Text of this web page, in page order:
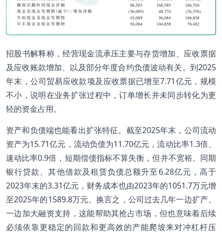
招股书解释称，经营现金流承压主要与存货增加、应收票据
及应收账款增加、以及部分年度合约负债波动有关。到2025
年末，公司贸易应收款项及应收票据已增至7.71亿元，规模
不小，说明在业务扩张过程中，订单增长并未同步转化为更
轻的资金占用。
资产和负债端也能看出扩张特征。截至2025年末，公司流动
资产为15.71亿元，流动负债为11.70亿元，流动比率1.3倍、
速动比率0.9倍，短期偿债指标不算失衡，但并不宽裕。同期
银行贷款、其他借款及租赁负债总额升至6.28亿元，高于
2023年末的3.31亿元，财务成本也由2023年的1051.7万元增
至2025年的1589.8万元。换言之，公司过去几年一边扩产、
一边加大融资支持，这能帮助其抢占市场，但也意味着后续
必须依靠更稳定的回款和更高效的产能爬坡来对冲杠杆压